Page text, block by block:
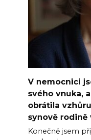
V nemocnici
svého vnuka,
obrátila
synově rodině
Konečně jsem